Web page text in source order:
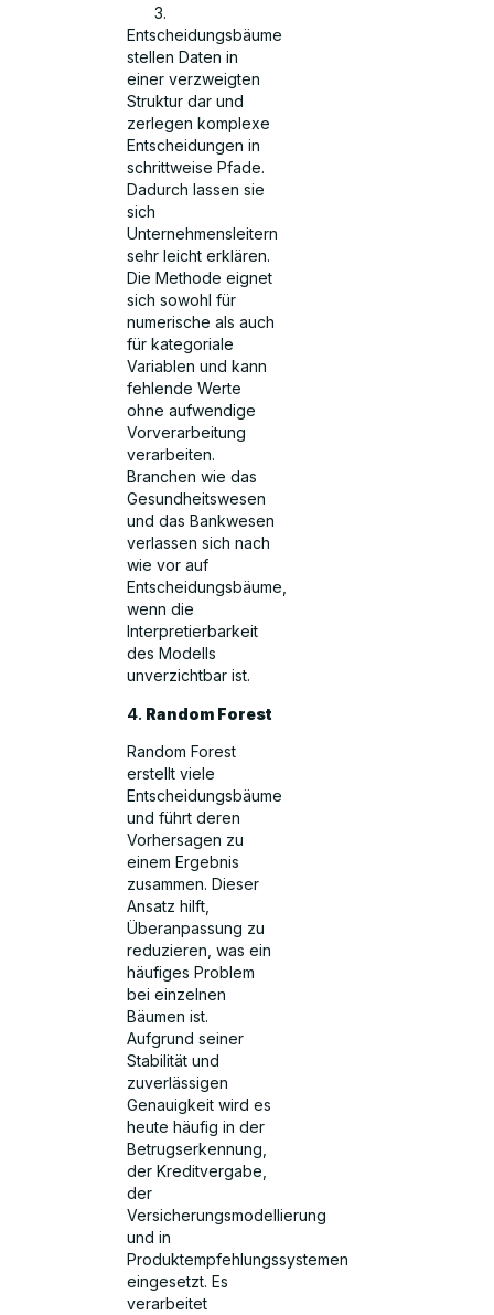
Entscheidungsbäume
stellen Daten in
einer verzweigten
Struktur dar und
zerlegen komplexe
Entscheidungen in
schrittweise Pfade.
Dadurch lassen sie
sich
Unternehmensleitern
sehr leicht erklären.
Die Methode eignet
sich sowohl für
numerische als auch
für kategoriale
Variablen und kann
fehlende Werte
ohne aufwendige
Vorverarbeitung
verarbeiten.
Branchen wie das
Gesundheitswesen
und das Bankwesen
verlassen sich nach
wie vor auf
Entscheidungsbäume,
wenn die
Interpretierbarkeit
des Modells
unverzichtbar ist.
4. Random Forest
Random Forest
erstellt viele
Entscheidungsbäume
und führt deren
Vorhersagen zu
einem Ergebnis
zusammen. Dieser
Ansatz hilft,
Überanpassung zu
reduzieren, was ein
häufiges Problem
bei einzelnen
Bäumen ist.
Aufgrund seiner
Stabilität und
zuverlässigen
Genauigkeit wird es
heute häufig in der
Betrugserkennung,
der Kreditvergabe,
der
Versicherungsmodellierung
und in
Produktempfehlungssystemen
eingesetzt. Es
verarbeitet